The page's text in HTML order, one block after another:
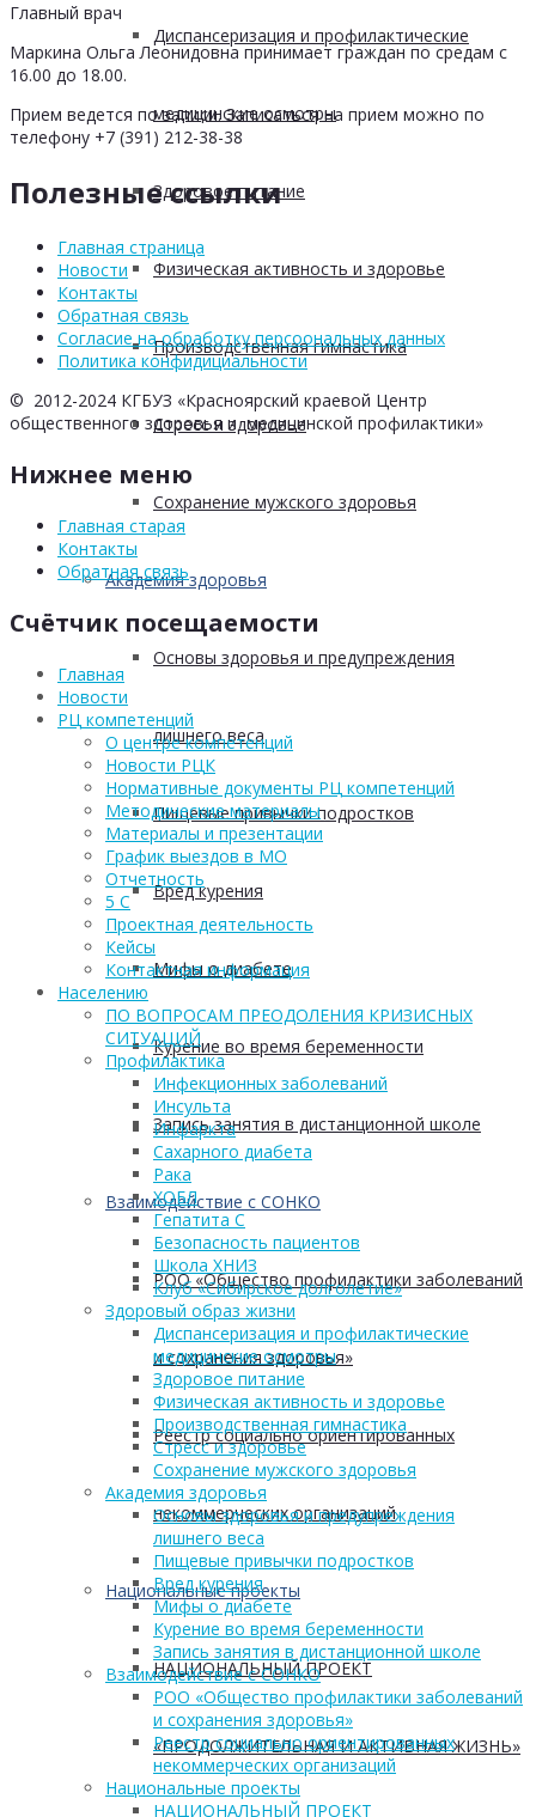
Диспансеризация и профилактические
медицинские осмотры
Здоровое питание
Физическая активность и здоровье
Производственная гимнастика
Стресс и здоровье
Сохранение мужского здоровья
Академия здоровья
Основы здоровья и предупреждения
лишнего веса
Пищевые привычки подростков
Вред курения
Мифы о диабете
Курение во время беременности
Запись занятия в дистанционной школе
Взаимодействие с СОНКО
РОО «Общество профилактики заболеваний
и сохранения здоровья»
Реестр социально ориентированных
некоммерческих организаций
Национальные проекты
НАЦИОНАЛЬНЫЙ ПРОЕКТ
«ПРОДОЛЖИТЕЛЬНАЯ И АКТИВНАЯ ЖИЗНЬ»
Главный врач
Маркина Ольга Леонидовна принимает граждан по средам с
16.00 до 18.00.
Прием ведется по записи. Записаться на прием можно по
телефону +7 (391) 212-38-38
Полезные ссылки
Главная страница
Новости
Контакты
Обратная связь
Согласие на обработку персоональных данных
Политика конфидициальности
© 2012-2024 КГБУЗ «Красноярский краевой Центр
общественного здоровья и медицинской профилактики»
Нижнее меню
Главная старая
Контакты
Обратная связь
Счётчик посещаемости
Главная
Новости
РЦ компетенций
О центре компетенций
Новости РЦК
Нормативные документы РЦ компетенций
Методические материалы
Материалы и презентации
График выездов в МО
Отчетность
5 С
Проектная деятельность
Кейсы
Контактная информация
Населению
ПО ВОПРОСАМ ПРЕОДОЛЕНИЯ КРИЗИСНЫХ
СИТУАЦИЙ
Профилактика
Инфекционных заболеваний
Инсульта
Инфаркта
Сахарного диабета
Рака
ХОБЛ
Гепатита С
Безопасность пациентов
Школа ХНИЗ
Клуб «Сибирское долголетие»
Здоровый образ жизни
Диспансеризация и профилактические
медицинские осмотры
Здоровое питание
Физическая активность и здоровье
Производственная гимнастика
Стресс и здоровье
Сохранение мужского здоровья
Академия здоровья
Основы здоровья и предупреждения
лишнего веса
Пищевые привычки подростков
Вред курения
Мифы о диабете
Курение во время беременности
Запись занятия в дистанционной школе
Взаимодействие с СОНКО
РОО «Общество профилактики заболеваний
и сохранения здоровья»
Реестр социально ориентированных
некоммерческих организаций
Национальные проекты
НАЦИОНАЛЬНЫЙ ПРОЕКТ